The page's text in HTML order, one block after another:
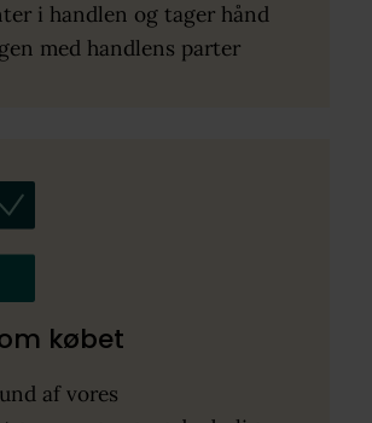
i handlen og tager hånd
med handlens parter
købet
af vores